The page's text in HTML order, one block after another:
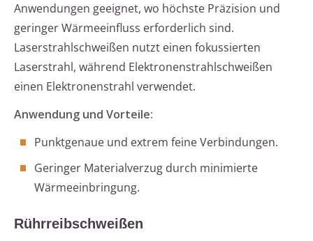
Anwendungen geeignet, wo höchste Präzision und
geringer Wärmeeinfluss erforderlich sind.
Laserstrahlschweißen nutzt einen fokussierten
Laserstrahl, während Elektronenstrahlschweißen
einen Elektronenstrahl verwendet.
Anwendung und Vorteile:
Punktgenaue und extrem feine Verbindungen.
Geringer Materialverzug durch minimierte
Wärmeeinbringung.
Rührreibschweißen